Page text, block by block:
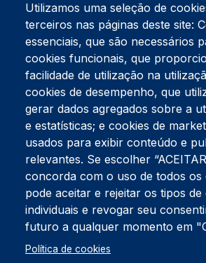
Tel:234 390 100Fax:234 390 100
Endereço Postal
Apartado 42
Rua Gil Eanes 31
3834-908 Gafanha da Nazaré
Estúdios
Rua Prior Guerra
Edifício do Centro Cultural da Gafanha da
3830-556 Gafanha da Nazaré
Rodapé
Cookies Política de Privacidade
Utilizamos uma seleção de
terceiros nas páginas deste site:
essenciais, que são necessários
cookies funcionais, que
facilidade de utilização na
cookies de desempenho, que
gerar dados agregados sobre a
e estatísticas; e cookies de
usados para exibir conteúdo e
relevantes. Se escolher
concorda com o uso de todos os
pode aceitar e rejeitar os tipos de
individuais e revogar seu
futuro a qualquer momento em
Política de cookies